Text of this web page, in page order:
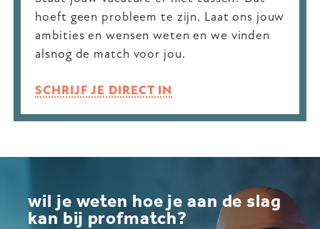
hoeft geen probleem te zijn. Laat ons jouw
ambities en wensen weten en we vinden
alsnog de match voor jou.
SCHRIJF JE DIRECT IN
wil je weten hoe je aan de slag
kan bij profmatch?